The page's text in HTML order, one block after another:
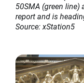
50SMA (green line)
report and is
Source: xStation5